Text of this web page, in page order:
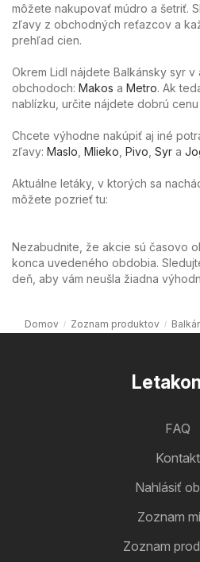
môžete nakupovať múdro a šetriť.
zľavy z obchodných reťazcov a
prehľad cien.
Okrem Lidl nájdete Balkánsky syr v
obchodoch: Makos a Metro. Ak
nablízku, určite nájdete dobrú cenu
Chcete výhodne nakúpiť aj iné
zľavy: Maslo Mlieko Pivo Syr a
Aktuálne letáky, v ktorých sa
môžete pozrieť tu:
Nezabudnite, že akcie sú časovo
konca uvedeného obdobia.
deň, aby vám neušla žiadna
Domov Zoznam produktov
FAQ
Kontakt
Nahlásiť
Zoznam
Zoznam